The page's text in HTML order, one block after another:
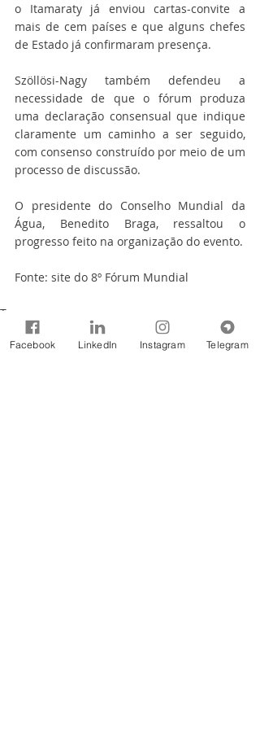
o Itamaraty já enviou cartas-convite a
mais de cem países e que alguns chefes
de Estado já confirmaram presença.
Szöllösi-Nagy também defendeu a
necessidade de que o fórum produza
uma declaração consensual que indique
claramente um caminho a ser seguido,
com consenso construído por meio de um
processo de discussão.
O presidente do Conselho Mundial da
Água, Benedito Braga, ressaltou o
progresso feito na organização do evento.
Fonte: site do 8º Fórum Mundial
Tags:
8º Fórum Mundial da Água
Notícias
Facebook LinkedIn Instagram Telegram